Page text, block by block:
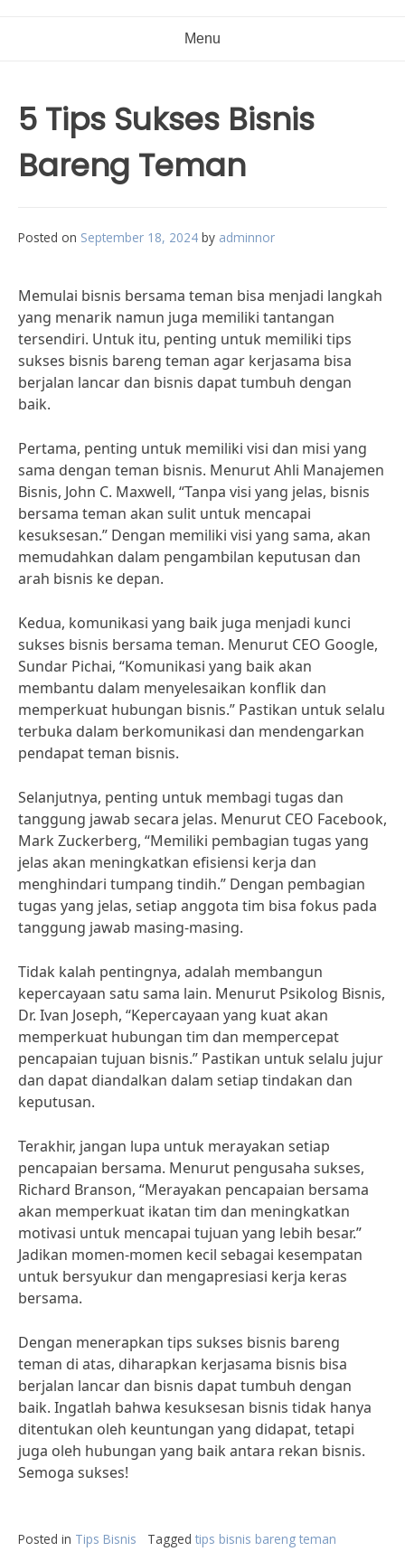
Menu
5 Tips Sukses Bisnis
Bareng Teman
Posted on September 18, 2024 by adminnor
Memulai bisnis bersama teman bisa menjadi langkah
yang menarik namun juga memiliki tantangan
tersendiri. Untuk itu, penting untuk memiliki tips
sukses bisnis bareng teman agar kerjasama bisa
berjalan lancar dan bisnis dapat tumbuh dengan
baik.
Pertama, penting untuk memiliki visi dan misi yang
sama dengan teman bisnis. Menurut Ahli Manajemen
Bisnis, John C. Maxwell, “Tanpa visi yang jelas, bisnis
bersama teman akan sulit untuk mencapai
kesuksesan.” Dengan memiliki visi yang sama, akan
memudahkan dalam pengambilan keputusan dan
arah bisnis ke depan.
Kedua, komunikasi yang baik juga menjadi kunci
sukses bisnis bersama teman. Menurut CEO Google,
Sundar Pichai, “Komunikasi yang baik akan
membantu dalam menyelesaikan konflik dan
memperkuat hubungan bisnis.” Pastikan untuk selalu
terbuka dalam berkomunikasi dan mendengarkan
pendapat teman bisnis.
Selanjutnya, penting untuk membagi tugas dan
tanggung jawab secara jelas. Menurut CEO Facebook,
Mark Zuckerberg, “Memiliki pembagian tugas yang
jelas akan meningkatkan efisiensi kerja dan
menghindari tumpang tindih.” Dengan pembagian
tugas yang jelas, setiap anggota tim bisa fokus pada
tanggung jawab masing-masing.
Tidak kalah pentingnya, adalah membangun
kepercayaan satu sama lain. Menurut Psikolog Bisnis,
Dr. Ivan Joseph, “Kepercayaan yang kuat akan
memperkuat hubungan tim dan mempercepat
pencapaian tujuan bisnis.” Pastikan untuk selalu jujur
dan dapat diandalkan dalam setiap tindakan dan
keputusan.
Terakhir, jangan lupa untuk merayakan setiap
pencapaian bersama. Menurut pengusaha sukses,
Richard Branson, “Merayakan pencapaian bersama
akan memperkuat ikatan tim dan meningkatkan
motivasi untuk mencapai tujuan yang lebih besar.”
Jadikan momen-momen kecil sebagai kesempatan
untuk bersyukur dan mengapresiasi kerja keras
bersama.
Dengan menerapkan tips sukses bisnis bareng
teman di atas, diharapkan kerjasama bisnis bisa
berjalan lancar dan bisnis dapat tumbuh dengan
baik. Ingatlah bahwa kesuksesan bisnis tidak hanya
ditentukan oleh keuntungan yang didapat, tetapi
juga oleh hubungan yang baik antara rekan bisnis.
Semoga sukses!
Posted in Tips Bisnis Tagged tips bisnis bareng teman